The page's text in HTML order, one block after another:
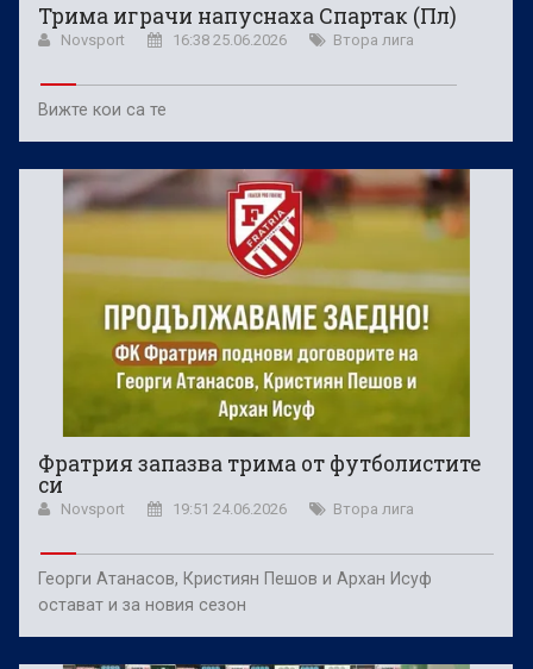
Трима играчи напуснаха Спартак (Пл)
Novsport 16:38 25.06.2026 Втора лига
Вижте кои са те
Фратрия запазва трима от футболистите
си
Novsport 19:51 24.06.2026 Втора лига
Георги Атанасов, Кристиян Пешов и Архан Исуф
остават и за новия сезон